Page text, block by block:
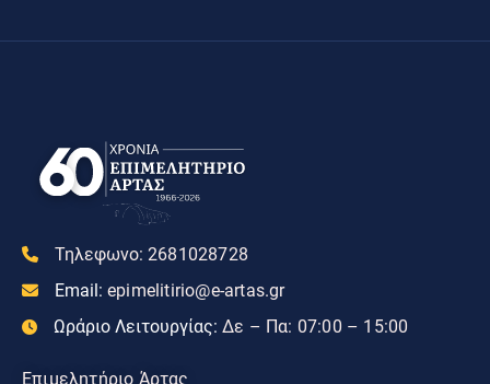
Τηλεφωνο: 2681028728
Email: epimelitirio@e-artas.gr
Ωράριο Λειτουργίας: Δε – Πα: 07:00 – 15:00
Επιμελητήριο Άρτας